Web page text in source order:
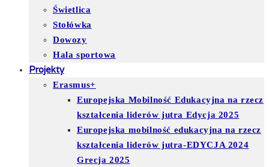
Świetlica
Stołówka
Dowozy
Hala sportowa
Projekty
Erasmus+
Europejska Mobilność Edukacyjna na rzecz
kształcenia liderów jutra Edycja 2025
Europejska mobilność edukacyjna na rzecz
kształcenia liderów jutra-EDYCJA 2024
Grecja 2025